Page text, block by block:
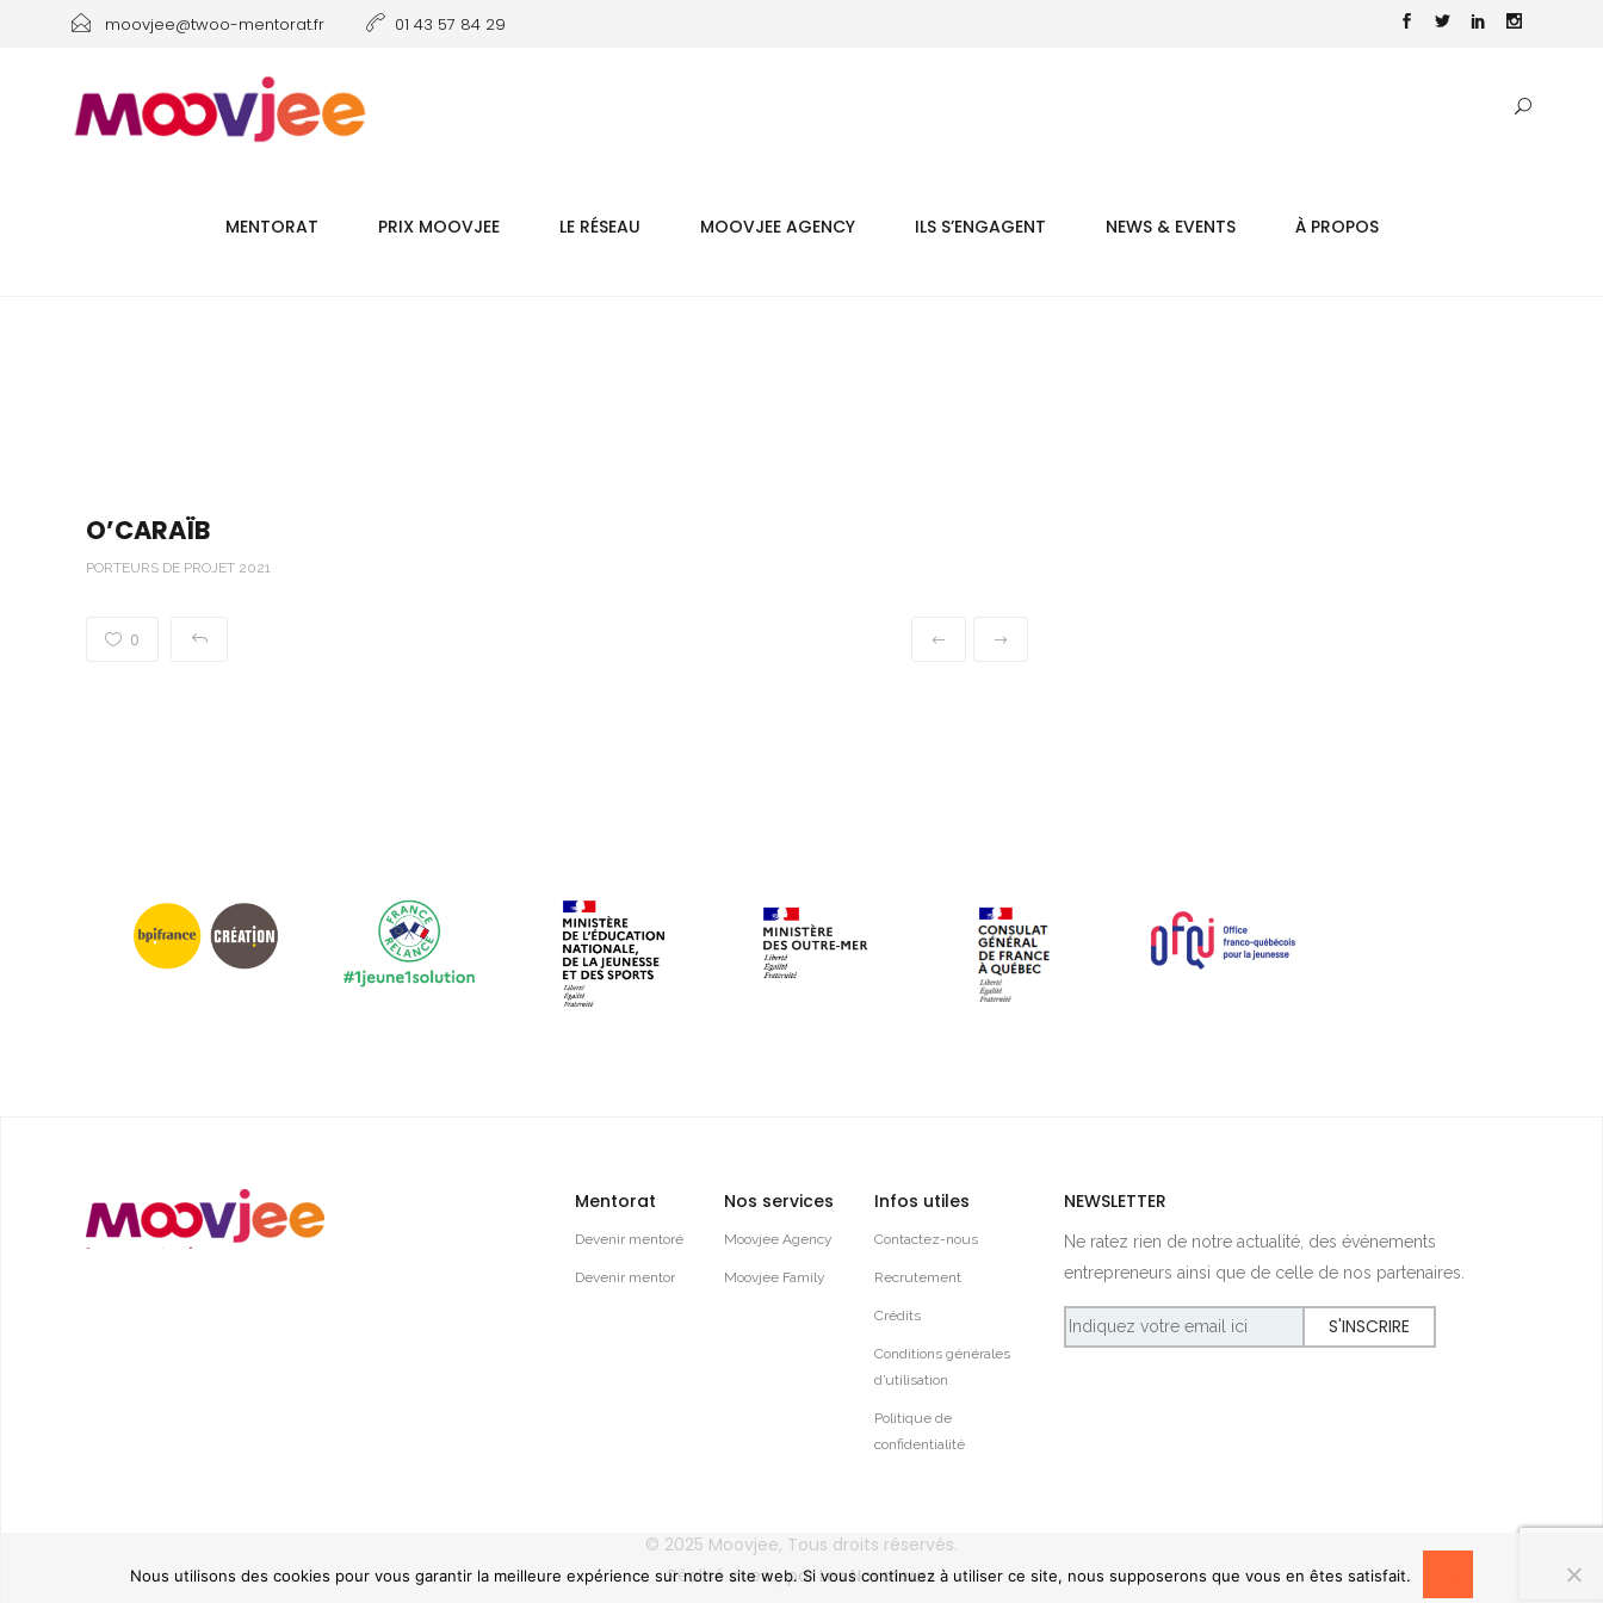
moovjee@twoo-mentorat.fr 01 43 57 84 29
MENTORAT PRIX MOOVJEE LE RÉSEAU MOOVJEE AGENCY ILS S’ENGAGENT NEWS & EVENTS À PROPOS
O’CARAÏB
PORTEURS DE PROJET 2021
0
Mentorat
Devenir mentoré
Devenir mentor
Nos services
Moovjee Agency
Moovjee Family
Infos utiles
Contactez-nous
Recrutement
Crédits
Conditions générales
d’utilisation
Politique de
confidentialité
NEWSLETTER
Ne ratez rien de notre actualité, des événements
entrepreneurs ainsi que de celle de nos partenaires.
© 2025 Moovjee, Tous droits réservés.
Réalisé avec par Les Novateurs
Nous utilisons des cookies pour vous garantir la meilleure expérience sur notre site web. Si vous continuez à utiliser ce site, nous supposerons que vous en êtes satisfait.